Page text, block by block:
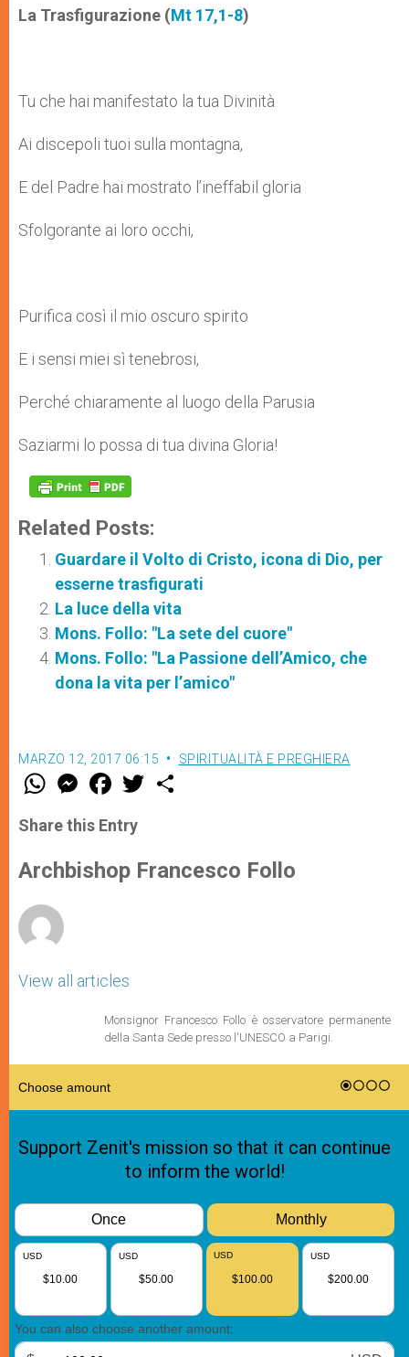
La Trasfigurazione (Mt 17,1-8)
Tu che hai manifestato la tua Divinità
Ai discepoli tuoi sulla montagna,
E del Padre hai mostrato l’ineffabil gloria
Sfolgorante ai loro occhi,
Purifica così il mio oscuro spirito
E i sensi miei sì tenebrosi,
Perché chiaramente al luogo della Parusia
Saziarmi lo possa di tua divina Gloria!
Related Posts:
Guardare il Volto di Cristo, icona di Dio, per
esserne trasfigurati
La luce della vita
Mons. Follo: "La sete del cuore"
Mons. Follo: "La Passione dell’Amico, che
dona la vita per l’amico"
MARZO 12, 2017 06:15 SPIRITUALITÀ E PREGHIERA
W
t
s
p
p
M
e
s
e
g
e
F
a
e
b
o
k
w
r
Share this Entry
Archbishop Francesco Follo
View all articles
Monsignor Francesco Follo è osservatore permanente
della Santa Sede presso l'UNESCO a Parigi.